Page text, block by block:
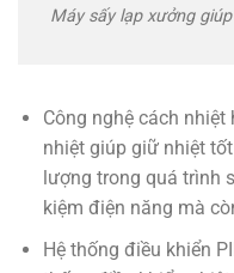
Máy sấy lạp xưởng
Công nghệ cách
nhiệt giúp giữ nhiệt
lượng trong quá trình
kiệm điện năng mà
Hệ thống điều khiển